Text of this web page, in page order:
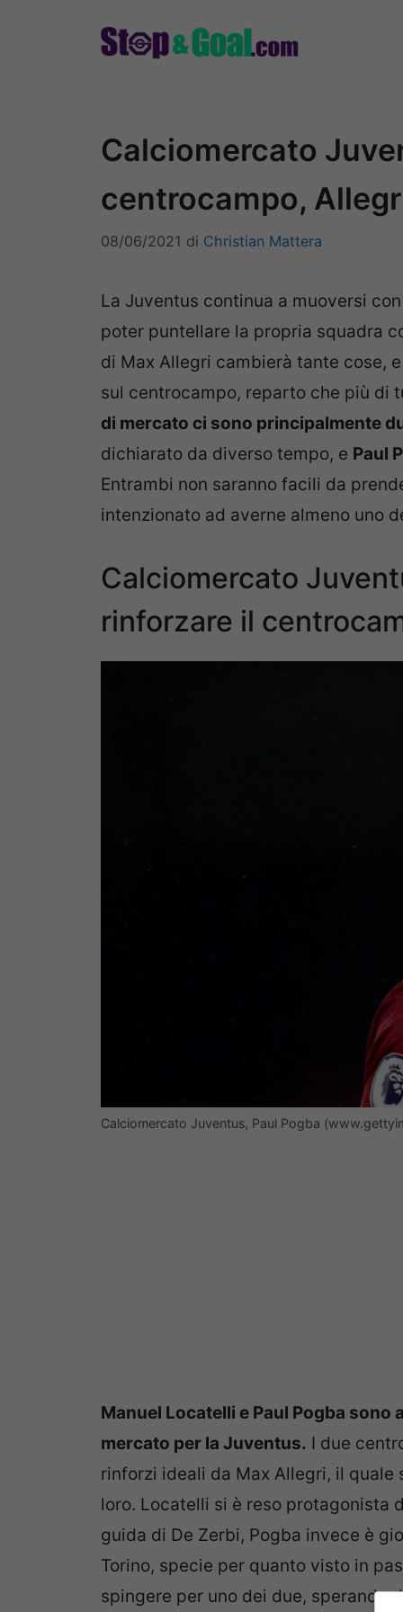
Calciomercato
centrocampo,
08/06/2021 di Christian Mattera
La Juventus continua a muoversi
poter puntellare la propria squadra
di Max Allegri cambierà tante cose,
sul centrocampo, reparto che più di
di mercato ci sono principalmente
dichiarato da diverso tempo, e Paul
Entrambi non saranno facili da
intenzionato ad averne almeno uno
Calciomercato
rinforzare il
Calciomercato Juventus, Paul Pogba
Manuel Locatelli e Paul Pogba
mercato per la Juventus. I due
rinforzi ideali da Max Allegri, il
loro. Locatelli si è reso protagonista
guida di De Zerbi, Pogba invece è
Torino, specie per quanto visto in
spingere per uno dei due, sperando